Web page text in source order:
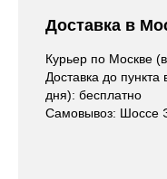
Доставка в
Курьер по Москве
Доставка до
дня): бесплатно
Самовывоз: Шоссе